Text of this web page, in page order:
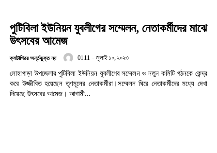
পুটিবিলা ইউনিয়ন যুবলীগের সম্মেলন, নেতাকর্মীদের মাঝে
উৎসবের আমেজ
ক্যাটাগিরর অর্ন্তভুক্ত নয় 0111 - জুলাই ১০, ২০২৩
লোহাগাড়া উপজেলার পুটিবিলা ইউনিয়ন যুবলীগের সম্মেলন ও নতুন কমিটি গঠনকে কেন্দ্র
করে উজ্জীবিত হয়েছেন তৃণমূলের নেতাকর্মীরা।সম্মেলন ঘিরে নেতাকর্মীদের মধ্যে দেখা
দিয়েছে উৎসবের আমেজ। আগামী...